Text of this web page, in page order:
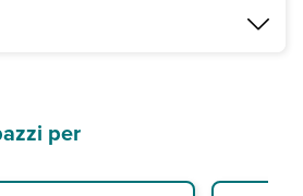
in Alto Adige, questo incantevole
per